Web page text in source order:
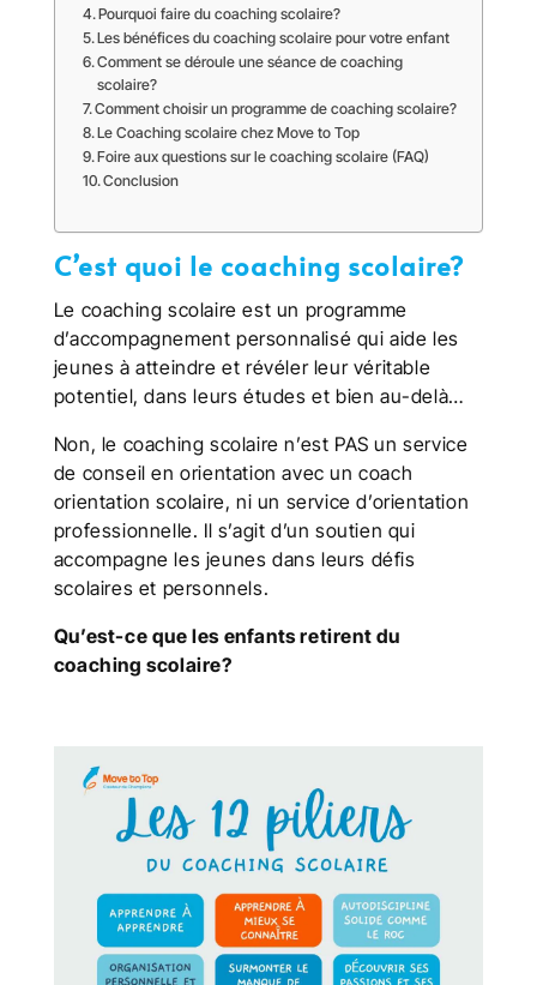
Pourquoi faire du coaching scolaire?
Les bénéfices du coaching scolaire pour votre enfant
Comment se déroule une séance de coaching
scolaire?
Comment choisir un programme de coaching scolaire?
Le Coaching scolaire chez Move to Top
Foire aux questions sur le coaching scolaire (FAQ)
Conclusion
C’est quoi le coaching scolaire?
Le coaching scolaire est un programme
d’accompagnement personnalisé qui aide les
jeunes à atteindre et révéler leur véritable
potentiel, dans leurs études et bien au-delà…
Non, le coaching scolaire n’est PAS un service
de conseil en orientation avec un coach
orientation scolaire, ni un service d’orientation
professionnelle. Il s’agit d’un soutien qui
accompagne les jeunes dans leurs défis
scolaires et personnels.
Qu’est-ce que les enfants retirent du
coaching scolaire?